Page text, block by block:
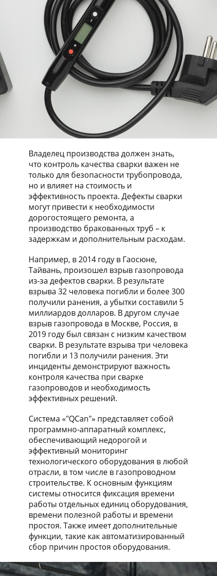
Владелец производства должен знать,
что контроль качества сварки важен не
только для безопасности трубопровода,
но и влияет на стоимость и
эффективность проекта. Дефекты сварки
могут привести к необходимости
дорогостоящего ремонта, а
производство бракованных труб – к
задержкам и дополнительным расходам.
Например, в 2014 году в Гаосюне,
Тайвань, произошел взрыв газопровода
из-за дефектов сварки. В результате
взрыва 32 человека погибли и более 300
получили ранения, а убытки составили 5
миллиардов долларов. В другом случае
взрыв газопровода в Москве, Россия, в
2019 году был связан с низким качеством
сварки. В результате взрыва три человека
погибли и 13 получили ранения. Эти
инциденты демонстрируют важность
контроля качества при сварке
газопроводов и необходимость
эффективных решений.
Система «"QCan"» представляет собой
программно-аппаратный комплекс,
обеспечивающий недорогой и
эффективный мониторинг
технологического оборудования в любой
отрасли, в том числе в газопроводном
строительстве. К основным функциям
системы относится фиксация времени
работы отдельных единиц оборудования,
времени полезной работы и времени
простоя. Также имеет дополнительные
функции, такие как автоматизированный
сбор причин простоя оборудования.